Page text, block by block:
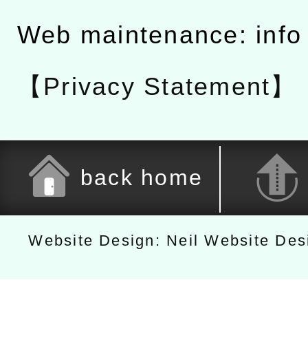
Web maintenance:
【Privacy Statement】
back home
Website Design: Neil Website